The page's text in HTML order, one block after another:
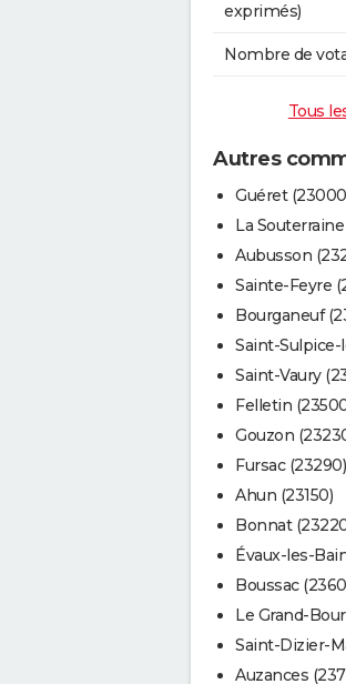
exprimés)
Nombre de
Tous
Autres
Guéret
La
Aubusson
Sainte-Feyre
Bourganeuf
Saint-
Saint-Vaury
Felletin
Gouzon
Fursac (23290)
Ahun (23150)
Bonnat
Évaux-les-
Boussac
Le Grand-
Saint-Dizier-
Auzances